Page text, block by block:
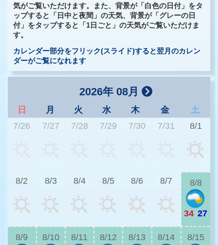
気がご覧いただけます。また、背景が「白色の日付」をタ
ップすると「日中と夜間」の天気、背景が「グレーの日
付」をタップすると「1日ごと」の天気がご覧いただけま
す。
カレンダー部分をフリック(スライド)すると翌月のカレン
ダーがご覧になれます
2026年 08月
日 月 火 水 木 金
土
7/26
7/27 7/28 7/29 7/30 7/31 8/1
8/2 8/3 8/4 8/5 8/6 8/7 8/8
34|27
8/9 8/10 8/11 8/12 8/13 8/14 8/15